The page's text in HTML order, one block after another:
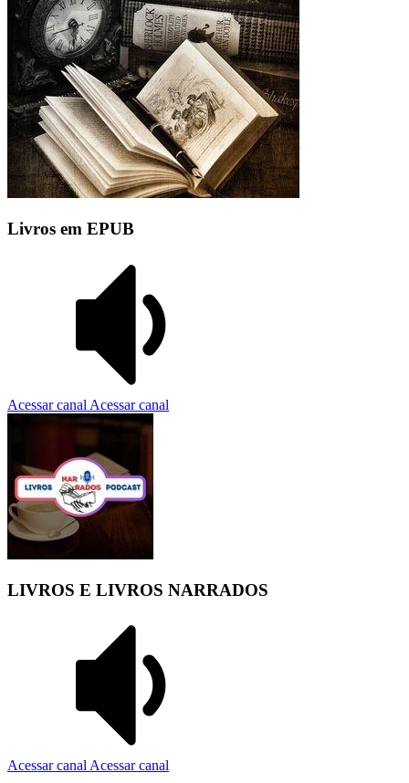
Livros em EPUB
Acessar canal Acessar canal
LIVROS E LIVROS NARRADOS
Acessar canal Acessar canal